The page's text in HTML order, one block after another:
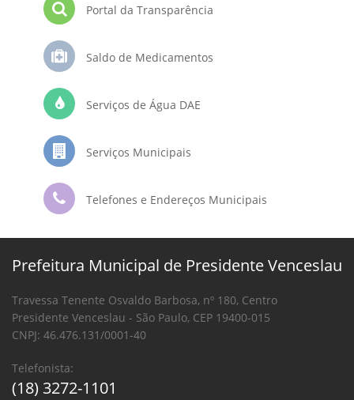
Portal da Transparência
Saldo de Medicamentos
Serviços de Água DAE
Serviços Municipais
Telefones e Endereços Municipais
Prefeitura Municipal de Presidente Venceslau
Travessa Tenente Osvaldo Barbosa, nº 180, Centro
Presidente Venceslau - São Paulo, CEP 19400-015
CNPJ: 46.476.131/0001-40
Telefonista:
(18) 3272-1101